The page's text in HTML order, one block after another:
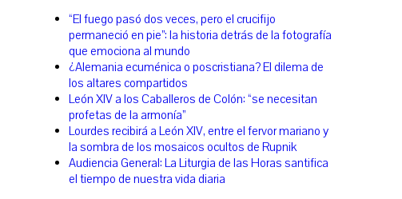
“El fuego pasó dos veces, pero el crucifijo
permaneció en pie”: la historia detrás de la fotografía
que emociona al mundo
¿Alemania ecuménica o poscristiana? El dilema de
los altares compartidos
León XIV a los Caballeros de Colón: “se necesitan
profetas de la armonía”
Lourdes recibirá a León XIV, entre el fervor mariano y
la sombra de los mosaicos ocultos de Rupnik
Audiencia General: La Liturgia de las Horas santifica
el tiempo de nuestra vida diaria